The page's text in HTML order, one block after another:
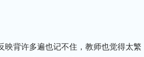
映背许多遍也记不住，教师也觉得太繁